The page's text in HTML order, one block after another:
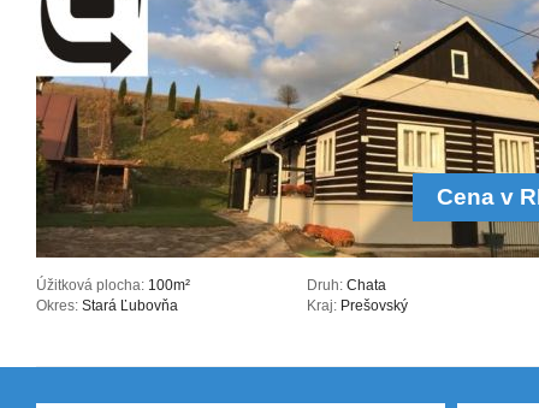
Cena v
Úžitková plocha: 100m² Druh: Chata
Okres: Stará Ľubovňa Kraj: Prešovský